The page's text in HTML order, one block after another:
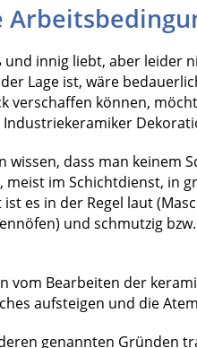
und innig liebt, aber leider
Lage ist, wäre
verschaffen können,
wissen, dass man keinem
im Schichtdienst, in
es in der Regel laut
und schmutzig
vom Bearbeiten der
aufsteigen und die
genannten Gründen